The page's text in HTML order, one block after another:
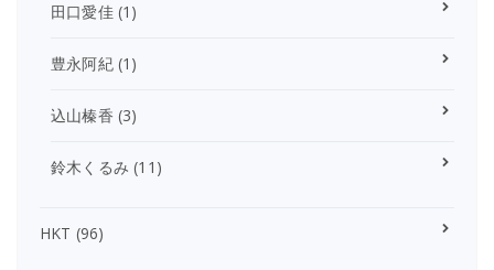
田口愛佳(1)
豊永阿紀(1)
込山榛香 (3)
鈴木くるみ (11)
HKT (96)